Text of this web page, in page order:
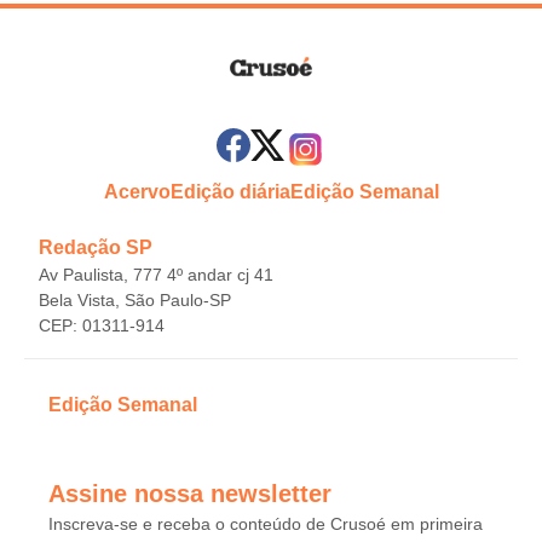
AcervoEdição diáriaEdição Semanal
Redação SP
Av Paulista, 777 4º andar cj 41
Bela Vista, São Paulo-SP
CEP: 01311-914
Edição Semanal
Assine nossa newsletter
Inscreva-se e receba o conteúdo de Crusoé em primeira